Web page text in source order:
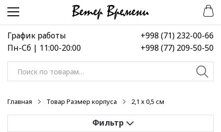
Перейти
навигации
Перейти
содержимому
График работы
Пн-Сб | 11:00-20:00
+998 (71) 232-00-66
+998 (77) 209-50-50
Искать:
Главная Товар Размер корпуса 2,1 х 0,5 см